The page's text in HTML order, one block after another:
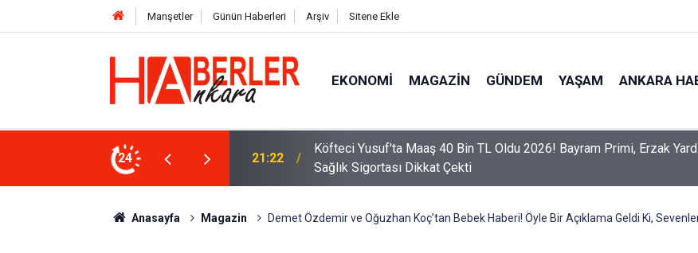
Manşetler Günün Haberleri Arşiv Sitene Ekle
EKONOMI MAGAZIN GÜNDEM YAŞAM ANKARA
24
2026! Bayram Primi, Erzak Yardımı ve
12:33 Sürücüler Dikkat! Yeni Dönemde 3 İhlal Ehliyet İptaline Neden Olacak
Anasayfa Magazin Demet Özdemir ve Oğuzhan Koç’tan Bebek Haberi! Öyle Bir Açıklama Geldi Ki,